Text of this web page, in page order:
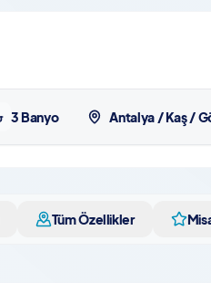
3 Banyo Antalya / Kaş /
Tüm Özellikler